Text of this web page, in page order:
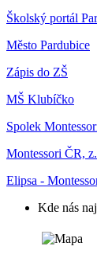
Školský portál
Město Pardubice
Zápis do ZŠ
MŠ Klubíčko
Spolek
Montessori ČR,
Elipsa -
Kde nás